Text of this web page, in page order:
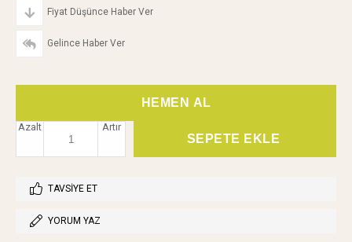
Fiyat Düşünce Haber Ver
Gelince Haber Ver
Artır
Azalt
TAVSIYE ET
YORUM YAZ